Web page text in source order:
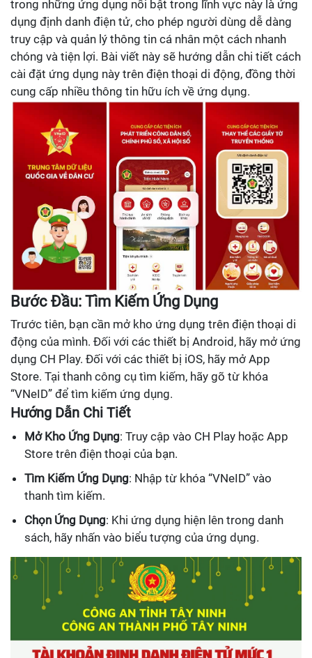
trong những ứng dụng nổi bật trong lĩnh vực này là ứng
dụng định danh điện tử, cho phép người dùng dễ dàng
truy cập và quản lý thông tin cá nhân một cách nhanh
chóng và tiện lợi. Bài viết này sẽ hướng dẫn chi tiết cách
cài đặt ứng dụng này trên điện thoại di động, đồng thời
cung cấp nhiều thông tin hữu ích về ứng dụng.
Bước Đầu: Tìm Kiếm Ứng Dụng
Trước tiên, bạn cần mở kho ứng dụng trên điện thoại di
động của mình. Đối với các thiết bị Android, hãy mở ứng
dụng CH Play. Đối với các thiết bị iOS, hãy mở App
Store. Tại thanh công cụ tìm kiếm, hãy gõ từ khóa
“VNeID” để tìm kiếm ứng dụng.
Hướng Dẫn Chi Tiết
Mở Kho Ứng Dụng: Truy cập vào CH Play hoặc App
Store trên điện thoại của bạn.
Tìm Kiếm Ứng Dụng: Nhập từ khóa “VNeID” vào
thanh tìm kiếm.
Chọn Ứng Dụng: Khi ứng dụng hiện lên trong danh
sách, hãy nhấn vào biểu tượng của ứng dụng.